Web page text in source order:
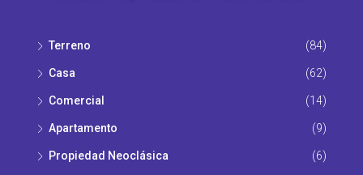
Terreno (84)
Casa (62)
Comercial (14)
Apartamento (9)
Propiedad Νeoclásica (6)